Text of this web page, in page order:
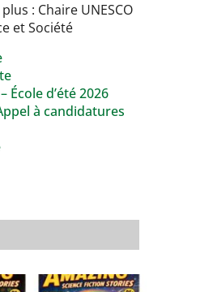
: Chaire UNESCO
et Société
École d’été 2026
à candidatures